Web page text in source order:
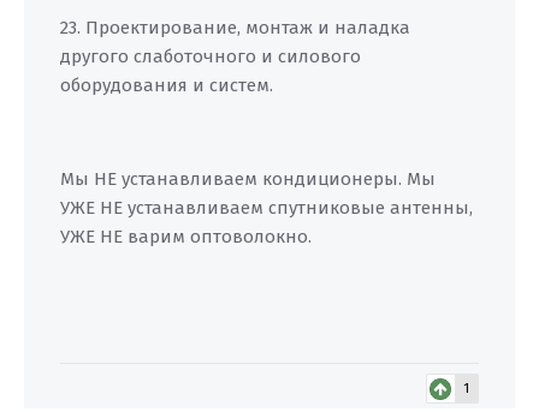
23. Проектирование, монтаж и наладка
другого слаботочного и силового
оборудования и систем.
Мы НЕ устанавливаем кондиционеры. Мы
УЖЕ НЕ устанавливаем спутниковые антенны,
УЖЕ НЕ варим оптоволокно.
1